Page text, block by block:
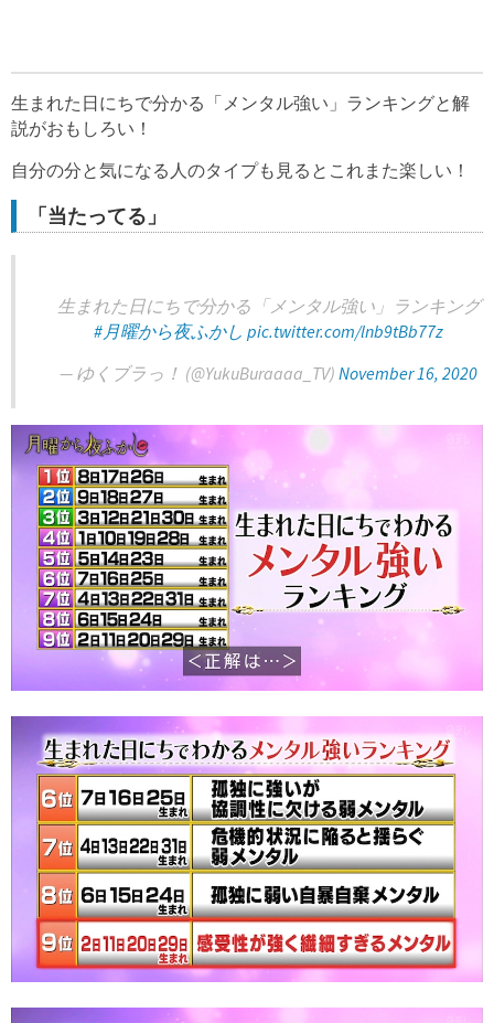
生まれた日にちで分かる「メンタル強い」ランキングと解
説がおもしろい！
自分の分と気になる人のタイプも見るとこれまた楽しい！
「当たってる」
生まれた日にちで分かる「メンタル強い」ランキング
#月曜から夜ふかし pic.twitter.com/lnb9tBb77z
— ゆくブラっ！ (@YukuBuraaaa_TV) November 16, 2020